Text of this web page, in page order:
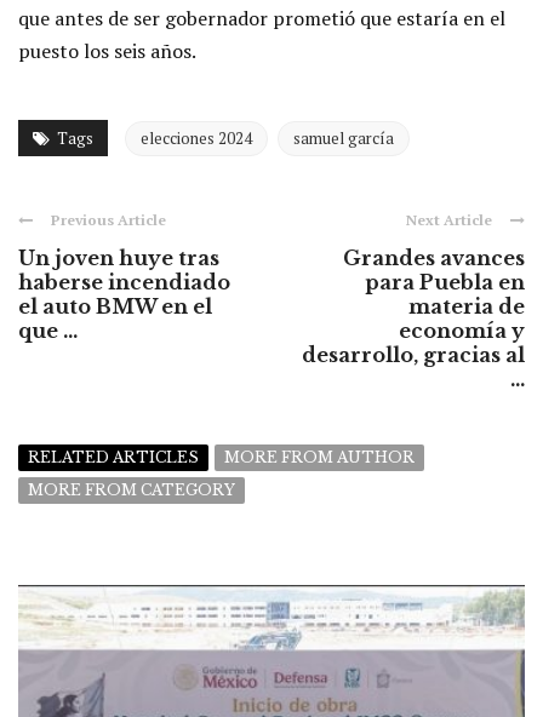
que antes de ser gobernador prometió que estaría en el
puesto los seis años.
Tags elecciones 2024 samuel garcía
Previous Article
Un joven huye tras
haberse incendiado
el auto BMW en el
que ...
Next Article
Grandes avances
para Puebla en
materia de
economía y
desarrollo, gracias al
...
RELATED ARTICLES
MORE FROM AUTHOR
MORE FROM CATEGORY